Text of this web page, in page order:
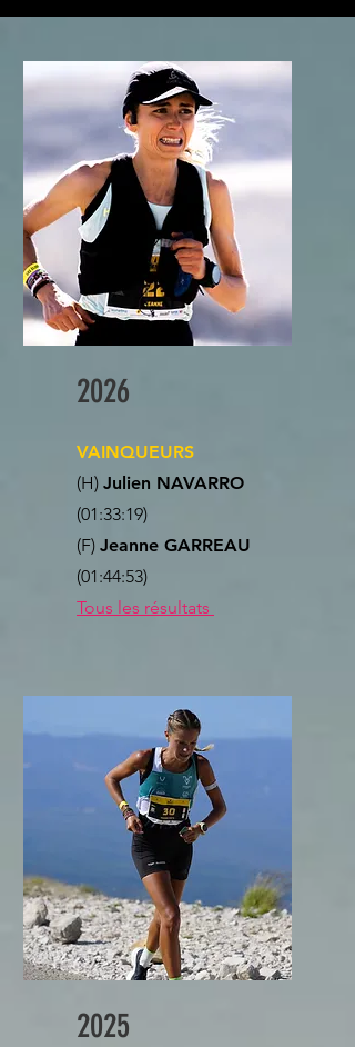
2026
VAINQUEURS
(H) Julien NAVARRO
(01:33:19)
(F) Jeanne GARREAU
(01:44:53)
Tous les résultats
2025